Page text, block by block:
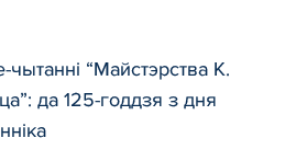
чытанні “Майстэрства К.
да 125-годдзя з дня